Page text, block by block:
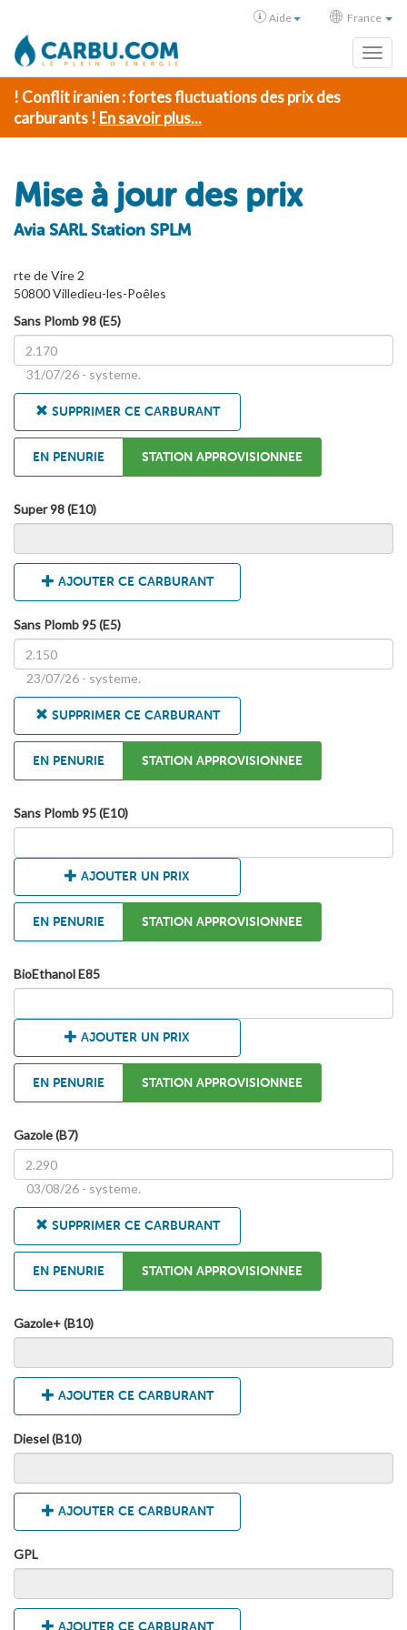
Aide France
! Conflit iranien : fortes fluctuations des prix des
carburants ! En savoir plus...
Mise à jour des prix
Avia SARL Station SPLM
rte de Vire 2
50800 Villedieu-les-Poêles
Sans Plomb 98 (E5)
31/07/26 - systeme.
SUPPRIMER CE CARBURANT
EN PENURIE STATION APPROVISIONNEE
Super 98 (E10)
AJOUTER CE CARBURANT
Sans Plomb 95 (E5)
23/07/26 - systeme.
SUPPRIMER CE CARBURANT
EN PENURIE STATION APPROVISIONNEE
Sans Plomb 95 (E10)
AJOUTER UN PRIX
EN PENURIE STATION APPROVISIONNEE
BioEthanol E85
AJOUTER UN PRIX
EN PENURIE STATION APPROVISIONNEE
Gazole (B7)
03/08/26 - systeme.
SUPPRIMER CE CARBURANT
EN PENURIE STATION APPROVISIONNEE
Gazole+ (B10)
AJOUTER CE CARBURANT
Diesel (B10)
AJOUTER CE CARBURANT
GPL